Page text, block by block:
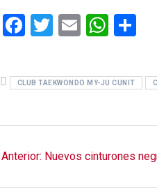
F
ce
b
k
T
tt
er
E
ail
W
at
s
p
m
p
CLUB TAEKWONDO MY-JU CUNIT
Anterior: Entrada
Nuevos cinturones